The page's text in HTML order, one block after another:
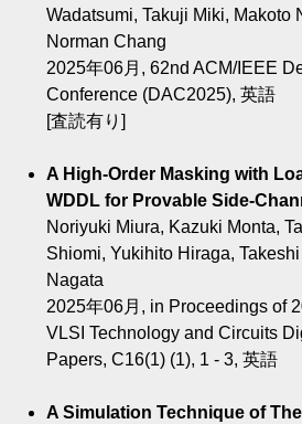
Wadatsumi, Takuji Miki, Makoto
Norman Chang
2025年06月, 62nd ACM/IEEE
Conference (DAC2025), 英語
[査読有り]
A High-Order Masking with
WDDL for Provable Side-
Noriyuki Miura, Kazuki Monta,
Shiomi, Yukihito Hiraga,
Nagata
2025年06月, in Proceedings of
VLSI Technology and Circuits
Papers, C16(1) (1), 1 - 3, 英語
A Simulation Technique of